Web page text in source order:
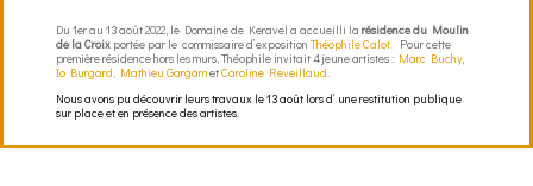
Du 1er au 13 août 2022, le Domaine de Keravel a accueilli larésidence du Moulin
de la Croix portée par le commissaire d’exposition Théophile Calot. Pour cette
première résidence hors les murs, Théophile invitait 4 jeune artistes : Marc Buchy,
Io Burgard, Mathieu GargametCaroline Reveillaud.
Nous avons pu découvrir leurs travaux le 13 août lors d’ une restitution publique
sur place et en présence des artistes.